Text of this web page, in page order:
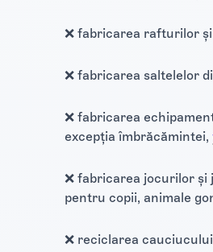
❌ fabricarea rafturilor
❌ fabricarea saltelelor
❌ fabricarea
excepția îmbrăcămintei,
❌ fabricarea jocurilor
pentru copii, animale
❌ reciclarea